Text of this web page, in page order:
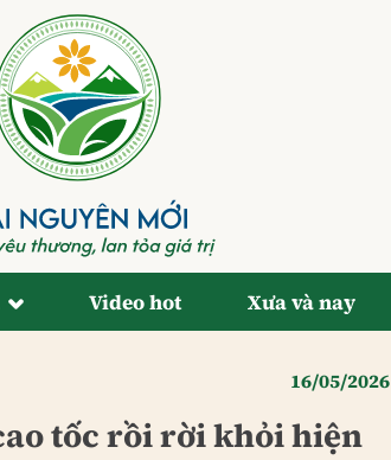
Video hot Xưa và nay
16/05/2026
tốc rồi rời khỏi hiện